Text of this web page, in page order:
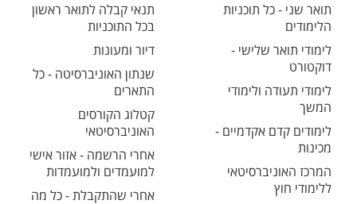
תואר שני - כל תוכניות
הלימודים
לימודי תואר שלישי -
דוקטורט
לימודי תעודה ולימודי
המשך
לימודים קדם אקדמיים -
מכינות
המרכז האוניברסיטאי
ללימודי חוץ
תנאי קבלה לתואר ראשון
בכל התוכניות
דיור ומעונות
שנתון האוניברסיטה - כל
התארים
קטלוג הקורסים
האוניברסיטאי
אחרי הרשמה - אזור אישי
למועמדים ולמועמדות
אחרי שהתקבלת - כל מה